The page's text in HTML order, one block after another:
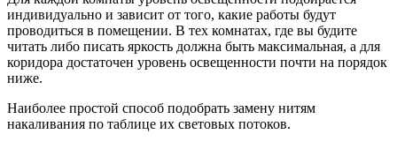
индивидуально и зависит от того, какие работы будут
проводиться в помещении. В тех комнатах, где вы будите
читать либо писать яркость должна быть максимальная, а для
коридора достаточен уровень освещенности почти на порядок
ниже.
Наиболее простой способ подобрать замену нитям
накаливания по таблице их световых потоков.